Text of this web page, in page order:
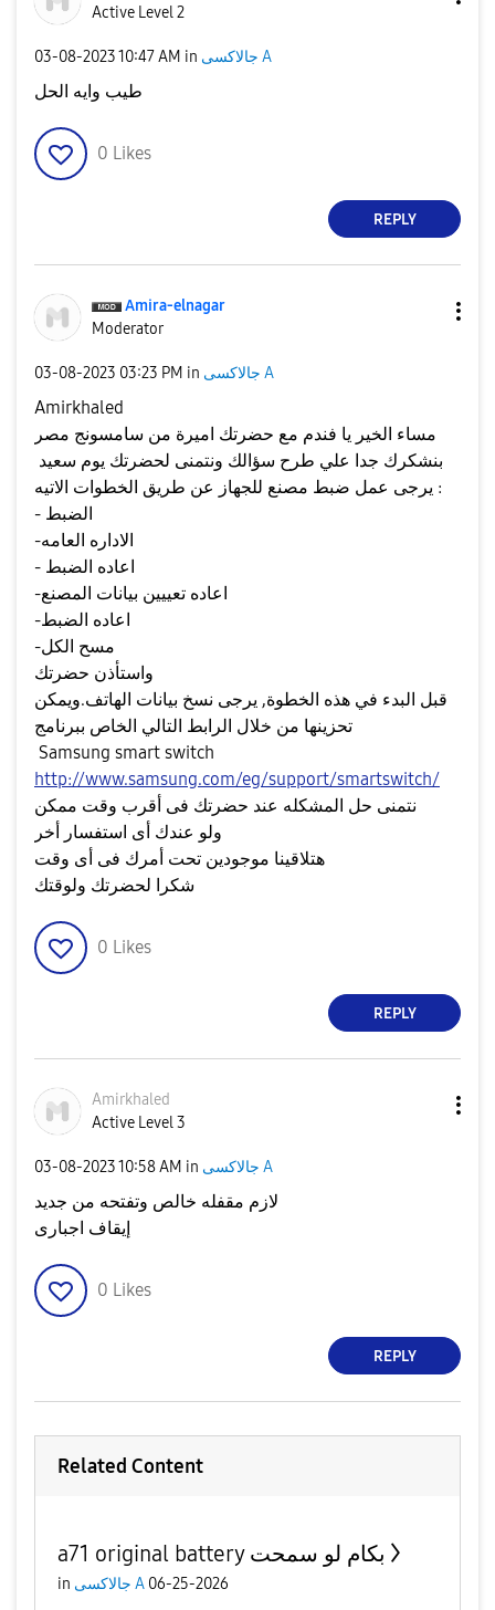
Active Level 2
‎03-08-202310:47 AM in جالاكسى A
طيب وايه الحل
0 Likes
REPLY
Amira-elnagar
Moderator
‎03-08-2023 03:23 PM in جالاكسى A
Amirkhaled
مساء الخير يا فندم مع حضرتك اميرة من سامسونج مصر
بنشكرك جدا علي طرح سؤالك ونتمنى لحضرتك يوم سعيد
يرجى عمل ضبط مصنع للجهاز عن طريق الخطوات الاتيه :
قبل البدء في هذه الخطوة, يرجى نسخ بيانات الهاتف.ويمكن
تحزينها من خلال الرابط التالي الخاص ببرنامج
Samsung smart switch
http://www.samsung.com/eg/support/smartswitch/
نتمنى حل المشكله عند حضرتك فى أقرب وقت ممكن
ولو عندك أى استفسار أخر
هتلاقينا موجودين تحت أمرك فى أى وقت
شكرا لحضرتك ولوقتك
0 Likes
REPLY
Amirkhaled
Active Level 3
‎03-08-202310:58 AM in جالاكسى A
لازم مقفله خالص وتفتحه من جديد
إيقاف اجبارى
0 Likes
REPLY
Related Content
a71 original battery بكام لو سمحت
in جالاكسى A 06-25-2026